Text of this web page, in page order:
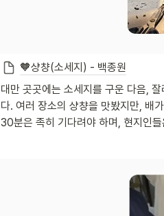
🧡샹챵(소세지) - 백종원
대만 곳곳에는 소세지를 구운 다음,
다. 여러 장소의 샹챵을 맛봤지만, 배
30분은 족히 기다려야 하며, 현지인